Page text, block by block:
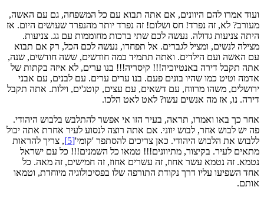
ועוד אמרו להם היוונים, אם אתה תבוא עם כל המשפחה, גם עם האשה,
מעורב? לא, זה נפרד! חס ושלום! זה נפרד יותר מהנפרד שעושים היום. אז
היתה צניעות גדולה. נעשה לכם שתי ברכות מחוממות עם גג. צניעות.
מצילה לנשים, ומציל לגברים. אל תפחדו, נעשה לכם הכל, רק אם תבוא
עם האשה ועם הילדים. ואתה תתמיד כמה חודשים, ששה חודשים, שנה,
אתה תקבל דירה באנטיוכיה!!! קיסריה!!! בנו ערים, לא איזה בקתות של
אדמה וטיט כמו שהיו בונים פעם. בנו ערים ערים. עם לבנים, עם אבני
ירושלים, משהו מרווח, עם דשאים, עם עצים, קוטג'ים, וילות. אתה תקבל
דירה. נו, אז מה אנשים עשו? לאט לאט הלכו.
אחר כך באו ואמרו, תראה, בעיר הזו אי אפשר להתלבש בלבוש היהודי.
פה יש לבוש אחר, לבוש יווני. אם אתה רוצה לנסוע לעיר אחרת אתה יכול
ללבוש את הלבוש היהודי. כאן צריכים להסתפר 'קומי'[5]
, צריך להראות
מתאים לעיר. בקיצור, מתיוונים!!! טמאו כל השמנים!!! כל עם ישראל
נטמא. זה נטמא עשר אחוז, זה עשרים אחוז, זה חמישים, זה מאה. כל
אחד השפיעו עליו דרך נקודת התורפה שלו בפסיכולוגיה מיוחדת, וטמאו
אותם.